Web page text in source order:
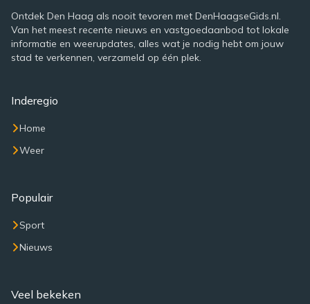
Ontdek Den Haag als nooit tevoren met DenHaagseGids.nl.
Van het meest recente nieuws en vastgoedaanbod tot lokale
informatie en weerupdates, alles wat je nodig hebt om jouw
stad te verkennen, verzameld op één plek.
Inderegio
Home
Weer
Populair
Sport
Nieuws
Veel bekeken